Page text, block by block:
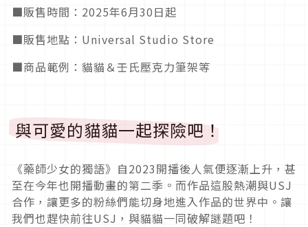
■販售時間：2025年6月30日起
■販售地點：Universal Studio Store
■商品範例：貓貓＆壬氏壓克力筆架等
與可愛的貓貓一起探險吧！
《藥師少女的獨語》自2023開播後人氣便逐漸上升，甚
至在今年也開播動畫的第二季。而作品這股熱潮與USJ
合作，讓更多的粉絲們能切身地進入作品的世界中。讓
我們也趕快前往USJ，與貓貓一同破解謎題吧！